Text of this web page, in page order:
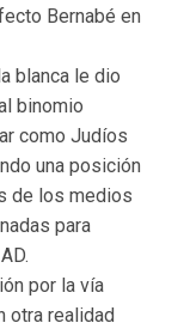
Bernabé en
blanca le dio
binomio
como Judíos
una posición
de los medios
para
por la vía
otra realidad